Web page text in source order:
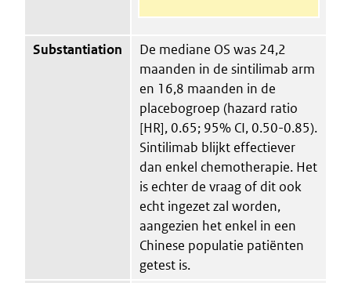
Substantiation
De mediane OS was 24,2
maanden in de sintilimab arm
en 16,8 maanden in de
placebogroep (hazard ratio
[HR], 0.65; 95% CI, 0.50-0.85).
Sintilimab blijkt effectiever
dan enkel chemotherapie. Het
is echter de vraag of dit ook
echt ingezet zal worden,
aangezien het enkel in een
Chinese populatie patiënten
getest is.